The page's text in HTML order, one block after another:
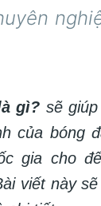
gì? sẽ
của bóng
gia cho
viết này